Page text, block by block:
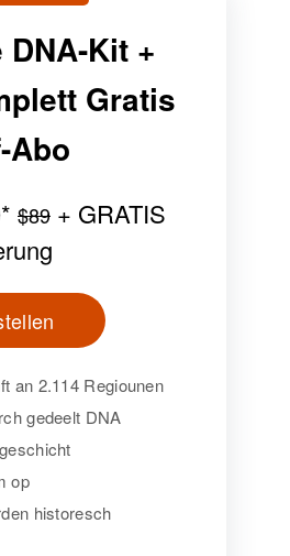
Kit +
Gratis
Abo
* $89 + GRATIS
an 2.114 Regiounen
gedeelt DNA
op
historesch